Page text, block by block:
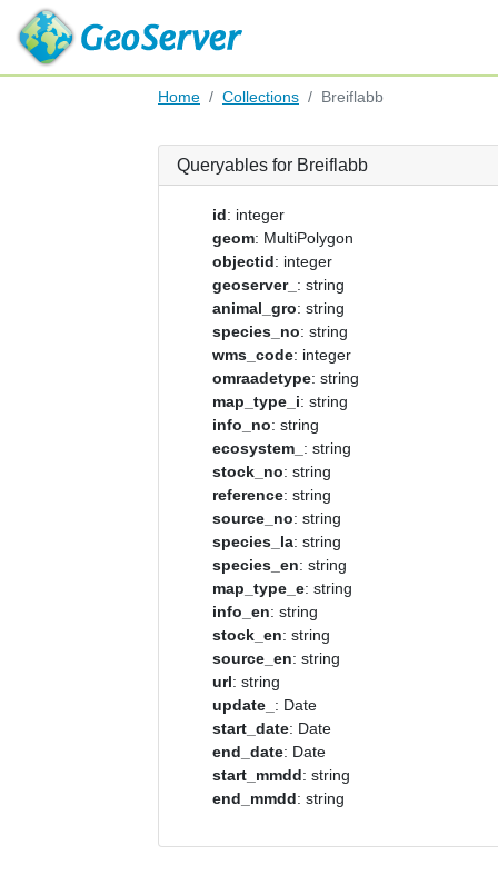
Home Collections Breiflabb
Queryables for Breiflabb
id: integer
geom: MultiPolygon
objectid: integer
geoserver_ : string
animal_gro: string
species_no: string
wms_code: integer
omraadetype: string
map_type_i: string
info_no: string
ecosystem_ : string
stock_no: string
reference: string
source_no: string
species_la: string
species_en: string
map_type_e: string
info_en: string
stock_en: string
source_en: string
url: string
update_ : Date
start_date: Date
end_date: Date
start_mmdd: string
end_mmdd: string